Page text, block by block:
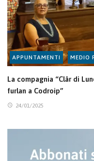
APPUNTAMENTI MEDIO
La compagnia “Clâr di
furlan a Codroip”
24/01/2025